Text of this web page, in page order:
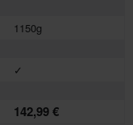
1150g
✓
142,99 €